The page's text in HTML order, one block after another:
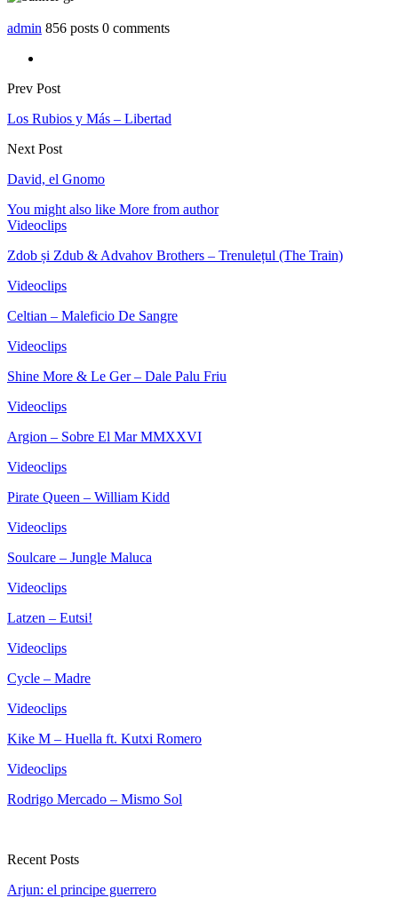
admin 856 posts 0 comments
Prev Post
Los Rubios y Más – Libertad
Next Post
David, el Gnomo
You might also like More from author
Videoclips
Zdob și Zdub & Advahov Brothers – Trenulețul (The Train)
Videoclips
Celtian – Maleficio De Sangre
Videoclips
Shine More & Le Ger – Dale Palu Friu
Videoclips
Argion – Sobre El Mar MMXXVI
Videoclips
Pirate Queen – William Kidd
Videoclips
Soulcare – Jungle Maluca
Videoclips
Latzen – Eutsi!
Videoclips
Cycle – Madre
Videoclips
Kike M – Huella ft. Kutxi Romero
Videoclips
Rodrigo Mercado – Mismo Sol
Recent Posts
Arjun: el principe guerrero